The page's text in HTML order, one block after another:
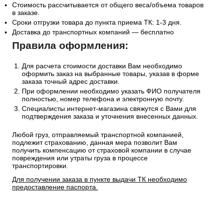
Стоимость рассчитывается от общего веса/объема товаров
в заказе.
Сроки отгрузки товара до пункта приема ТК: 1-3 дня.
Доставка до транспортных компаний — бесплатно
Правила оформления:
Для расчета стоимости доставки Вам необходимо
оформить заказ на выбранные товары, указав в форме
заказа точный адрес доставки.
При оформлении необходимо указать ФИО получателя
полностью, номер телефона и электронную почту.
Специалисты интернет-магазина свяжутся с Вами для
подтверждения заказа и уточнения внесенных данных.
Любой груз, отправляемый транспортной компанией,
подлежит страхованию, данная мера позволит Вам
получить компенсацию от страховой компании в случае
повреждения или утраты груза в процессе
транспортировки.
Для получении заказа в пункте выдачи ТК необходимо
предоставление паспорта.